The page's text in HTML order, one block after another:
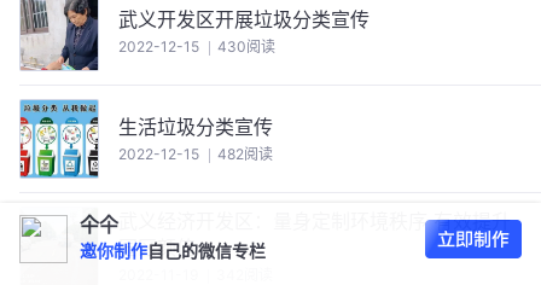
武义开发区开展垃圾分类宣传
2022-12-15 430阅读
生活垃圾分类宣传
2022-12-15 482阅读
武义经济开发区：量身定制环境秩序 有效提升
园区颜值
仐仐
邀你制作 自己的微信专栏